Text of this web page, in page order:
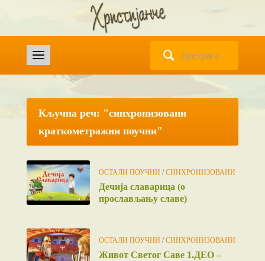
Кључна реч: "синхронизовани
краткометражни поучни"
ОСТАЛИ ПОУЧНИ /СИНХРОНИЗОВАНИ
Дечија славарица (о
прослављању славе)
ОСТАЛИ ПОУЧНИ /СИНХРОНИЗОВАНИ
Живот Светог Саве 1.ДЕО –